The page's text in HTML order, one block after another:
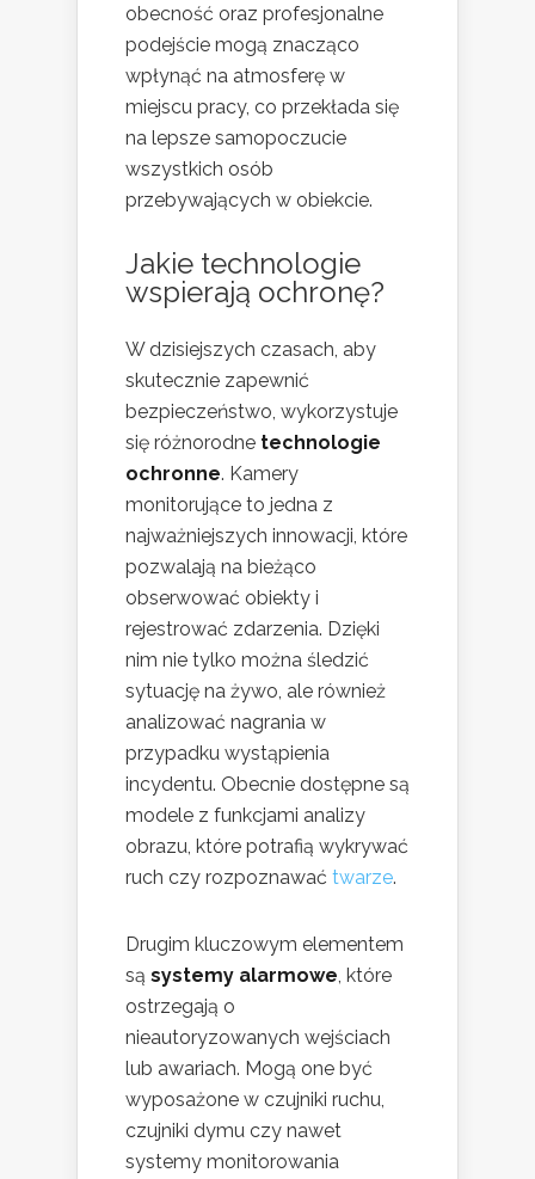
obecność oraz profesjonalne
podejście mogą znacząco
wpłynąć na atmosferę w
miejscu pracy, co przekłada się
na lepsze samopoczucie
wszystkich osób
przebywających w obiekcie.
Jakie technologie
wspierają ochronę?
W dzisiejszych czasach, aby
skutecznie zapewnić
bezpieczeństwo, wykorzystuje
się różnorodne technologie
ochronne. Kamery
monitorujące to jedna z
najważniejszych innowacji, które
pozwalają na bieżąco
obserwować obiekty i
rejestrować zdarzenia. Dzięki
nim nie tylko można śledzić
sytuację na żywo, ale również
analizować nagrania w
przypadku wystąpienia
incydentu. Obecnie dostępne są
modele z funkcjami analizy
obrazu, które potrafią wykrywać
ruch czy rozpoznawać twarze.
Drugim kluczowym elementem
są systemy alarmowe , które
ostrzegają o
nieautoryzowanych wejściach
lub awariach. Mogą one być
wyposażone w czujniki ruchu,
czujniki dymu czy nawet
systemy monitorowania